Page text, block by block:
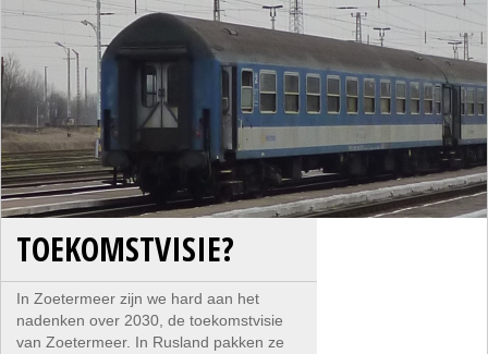
TOEKOMSTVISIE?
In Zoetermeer zijn we hard aan het
nadenken over 2030, de toekomstvisie
van Zoetermeer. In Rusland pakken ze